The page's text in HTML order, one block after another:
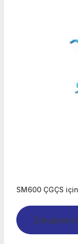
SM600 ÇGÇS
Devamını